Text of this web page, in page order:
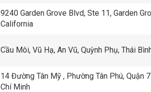
9240 Garden Grove Blvd, Ste 11, Garden
California
Cầu Môi, Vũ Hạ, An Vũ, Quỳnh Phụ, Thái
14 Đường Tân Mỹ , Phường Tân Phú, Quận 7
Chí Minh